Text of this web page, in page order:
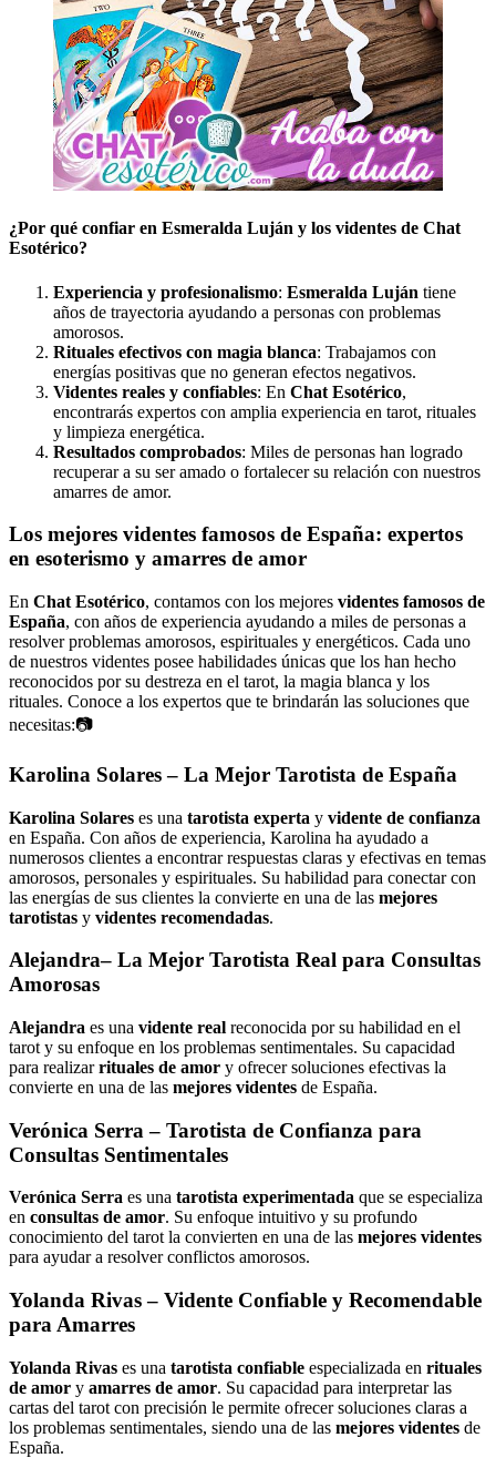
¿Por qué confiar en Esmeralda Luján y los videntes de Chat
Esotérico?
Experiencia y profesionalismo: Esmeralda Luján tiene
años de trayectoria ayudando a personas con problemas
amorosos.
Rituales efectivos con magia blanca: Trabajamos con
energías positivas que no generan efectos negativos.
Videntes reales y confiables: En Chat Esotérico,
encontrarás expertos con amplia experiencia en tarot, rituales
y limpieza energética.
Resultados comprobados: Miles de personas han logrado
recuperar a su ser amado o fortalecer su relación con nuestros
amarres de amor.
Los mejores videntes famosos de España: expertos
en esoterismo y amarres de amor
En Chat Esotérico, contamos con los mejores videntes famosos de
España, con años de experiencia ayudando a miles de personas a
resolver problemas amorosos, espirituales y energéticos. Cada uno
de nuestros videntes posee habilidades únicas que los han hecho
reconocidos por su destreza en el tarot, la magia blanca y los
rituales. Conoce a los expertos que te brindarán las soluciones que
necesitas:📷
Karolina Solares– La Mejor Tarotista de España
Karolina Solares es una tarotista experta y vidente de confianza
en España. Con años de experiencia, Karolina ha ayudado a
numerosos clientes a encontrar respuestas claras y efectivas en temas
amorosos, personales y espirituales. Su habilidad para conectar con
las energías de sus clientes la convierte en una de las mejores
tarotistas y videntes recomendadas.
Alejandra– La Mejor Tarotista Real para Consultas
Amorosas
Alejandra es una vidente real reconocida por su habilidad en el
tarot y su enfoque en los problemas sentimentales. Su capacidad
para realizarrituales de amor y ofrecer soluciones efectivas la
convierte en una de las mejores videntes de España.
Verónica Serra – Tarotista de Confianza para
Consultas Sentimentales
Verónica Serra es una tarotista experimentada que se especializa
en consultas de amor. Su enfoque intuitivo y su profundo
conocimiento del tarot la convierten en una de las mejores videntes
para ayudar a resolver conflictos amorosos.
Yolanda Rivas– Vidente Confiable y Recomendable
para Amarres
Yolanda Rivas es una tarotista confiable especializada en rituales
de amor y amarres de amor. Su capacidad para interpretar las
cartas del tarot con precisión le permite ofrecer soluciones claras a
los problemas sentimentales, siendo una de las mejores videntes de
España.